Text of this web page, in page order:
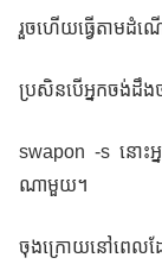
រួចហើយធ្វើតាមដំ
ប្រសិនបើអ្នកចង់ដឹង
swapon -s នោះអ្
ណាមួយ។
ចុងក្រោយនៅពេលដែ